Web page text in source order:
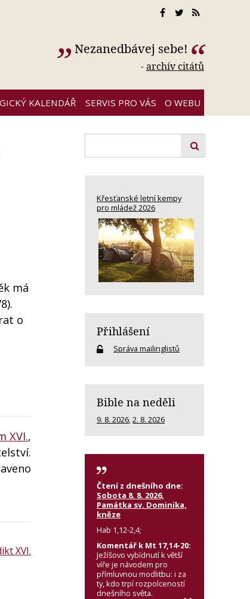
Nezanedbávej sebe!
-archív citátů
KALENDÁŘ SERVIS PRO VÁS O WEBU
má
o
XVI.,
XVI.
Křesťanské letní kempy
pro mládež 2026
Přihlášení
Správa mailinglistů
Bible na neděli
9. 8. 2026 2. 8. 2026
Čtení z dnešního dne:
Sobota 8. 8. 2026,
Památka sv. Dominika,
kněze
Hab 1,12-2,4;
Komentář k Mt 17,14-20:
Ježíšovo vybídnutí k větší
víře je návodem pro
přímluvnou modlitbu: i za
ty, kdo trpí rozpolceností
dnešního světa.